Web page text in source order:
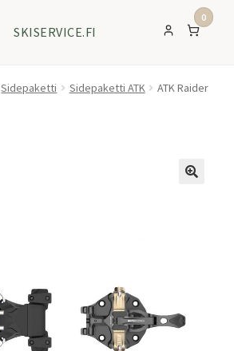
SKISERVICE.FI
0
Sidepaketti Sidepaketti ATK
ATK Raider